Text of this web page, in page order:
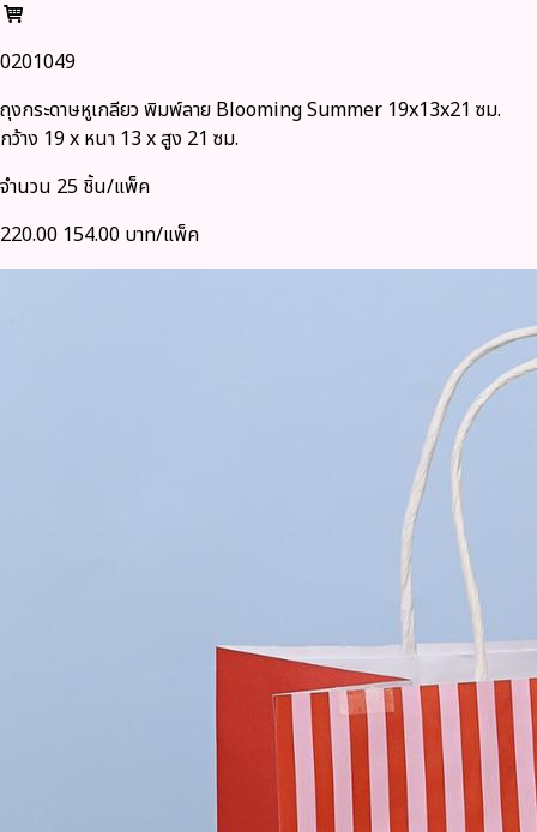
0201049
ถุงกระดาษหูเกลียว พิมพ์ลาย Blooming Summer 19x13x21 ซม.
กว้าง 19 x หนา 13 x สูง 21 ซม.
จำนวน 25 ชิ้น/แพ็ค
220.00 154.00 บาท/แพ็ค